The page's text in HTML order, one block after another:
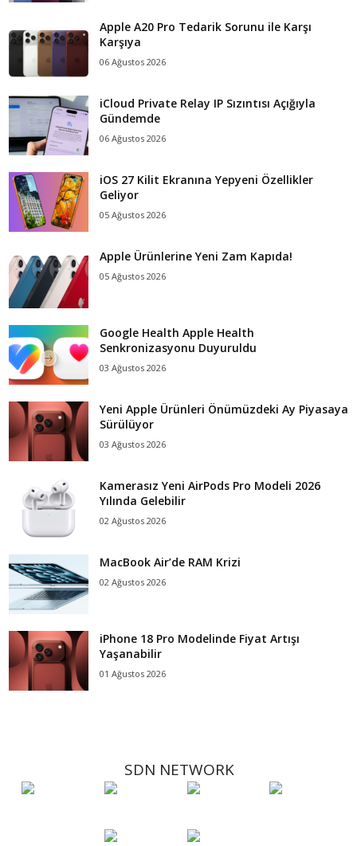
Apple A20 Pro Tedarik Sorunu ile Karşı
Karşıya
06 Ağustos 2026
iCloud Private Relay IP Sızıntısı Açığıyla
Gündemde
06 Ağustos 2026
iOS 27 Kilit Ekranına Yepyeni Özellikler
Geliyor
05 Ağustos 2026
Apple Ürünlerine Yeni Zam Kapıda!
05 Ağustos 2026
Google Health Apple Health
Senkronizasyonu Duyuruldu
03 Ağustos 2026
Yeni Apple Ürünleri Önümüzdeki Ay Piyasaya
Sürülüyor
03 Ağustos 2026
Kamerasız Yeni AirPods Pro Modeli 2026
Yılında Gelebilir
02 Ağustos 2026
MacBook Air’de RAM Krizi
02 Ağustos 2026
iPhone 18 Pro Modelinde Fiyat Artışı
Yaşanabilir
01 Ağustos 2026
SDN NETWORK